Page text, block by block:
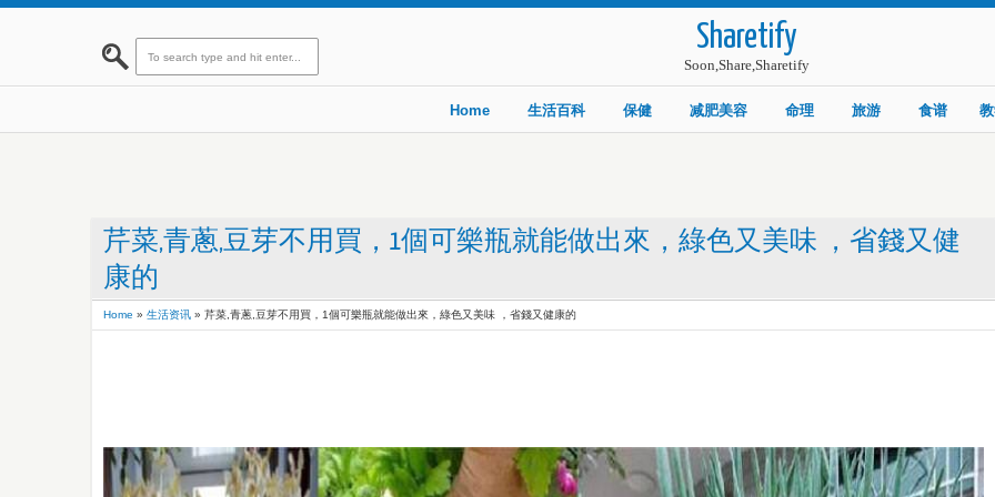
Sharetify
Soon,Share,Sharetify
Home 生活百科 保健 减肥美容 命理 旅游 食谱
芹菜,青蔥,豆芽不用買，1個可樂瓶就能做出來，綠色又美味 ，省錢又健
康的
Home » 生活资讯 » 芹菜,青蔥,豆芽不用買，1個可樂瓶就能做出來，綠色又美味 ，省錢又健康的